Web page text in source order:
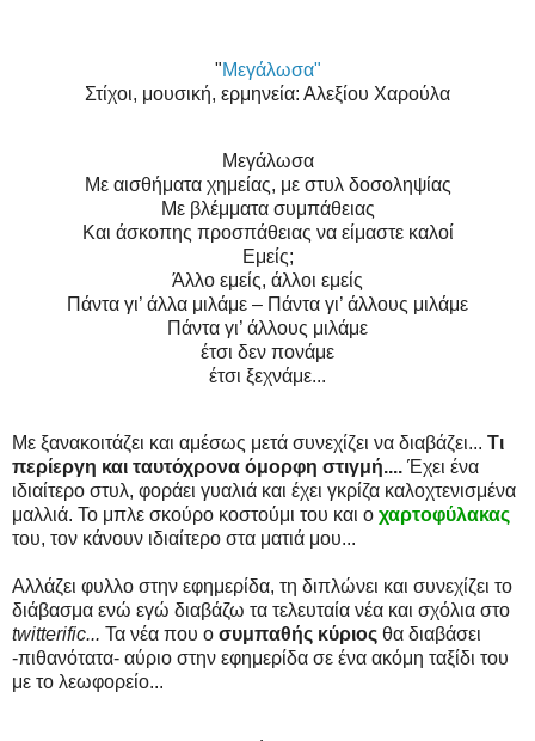
"Μεγάλωσα"
Στίχοι, μουσική, ερμηνεία: Αλεξίου Χαρούλα
Μεγάλωσα
Με αισθήματα χημείας, με στυλ δοσοληψίας
Με βλέμματα συμπάθειας
Και άσκοπης προσπάθειας να είμαστε καλοί
Εμείς;
Άλλο εμείς, άλλοι εμείς
Πάντα γι’ άλλα μιλάμε – Πάντα γι’ άλλους μιλάμε
Πάντα γι’ άλλους μιλάμε
έτσι δεν πονάμε
έτσι ξεχνάμε...
Με ξανακοιτάζει και αμέσως μετά συνεχίζει να διαβάζει... Τι
περίεργη και ταυτόχρονα όμορφη στιγμή.... Έχει ένα
ιδιαίτερο στυλ, φοράει γυαλιά και έχει γκρίζα καλοχτενισμένα
μαλλιά. Το μπλε σκούρο κοστούμι του και ο χαρτοφύλακας
του, τον κάνουν ιδιαίτερο στα ματιά μου...
Αλλάζει φυλλο στην εφημερίδα, τη διπλώνει και συνεχίζει το
διάβασμα ενώ εγώ διαβάζω τα τελευταία νέα και σχόλια στο
twitterific... Τα νέα που ο συμπαθής κύριος θα διαβάσει
-πιθανότατα- αύριο στην εφημερίδα σε ένα ακόμη ταξίδι του
με το λεωφορείο...